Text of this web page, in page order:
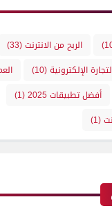
الربح من الانترنت(33)
الإلكترونية(10)
أفضل تطبيقات 2025
(1)
(1)